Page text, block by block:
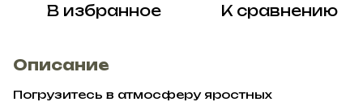
В избранное К сравнению
Описание
Погрузитесь в атмосферу яростных